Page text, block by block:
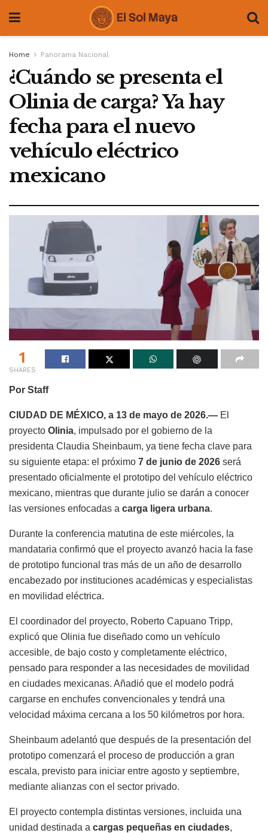
Home Panorama Nacional
¿Cuándo se presenta el
Olinia de carga? Ya hay
fecha para el nuevo
vehículo eléctrico
mexicano
1
SHARES
Por Staff
CIUDAD DE MÉXICO, a 13 de mayo de 2026.— El
proyecto Olinia, impulsado por el gobierno de la
presidenta Claudia Sheinbaum, ya tiene fecha clave para
su siguiente etapa: el próximo 7 de junio de 2026 será
presentado oficialmente el prototipo del vehículo eléctrico
mexicano, mientras que durante julio se darán a conocer
las versiones enfocadas a carga ligera urbana.
Durante la conferencia matutina de este miércoles, la
mandataria confirmó que el proyecto avanzó hacia la fase
de prototipo funcional tras más de un año de desarrollo
encabezado por instituciones académicas y especialistas
en movilidad eléctrica.
El coordinador del proyecto, Roberto Capuano Tripp,
explicó que Olinia fue diseñado como un vehículo
accesible, de bajo costo y completamente eléctrico,
pensado para responder a las necesidades de movilidad
en ciudades mexicanas. Añadió que el modelo podrá
cargarse en enchufes convencionales y tendrá una
velocidad máxima cercana a los 50 kilómetros por hora.
Sheinbaum adelantó que después de la presentación del
prototipo comenzará el proceso de producción a gran
escala, previsto para iniciar entre agosto y septiembre,
mediante alianzas con el sector privado.
El proyecto contempla distintas versiones, incluida una
unidad destinada a cargas pequeñas en ciudades,